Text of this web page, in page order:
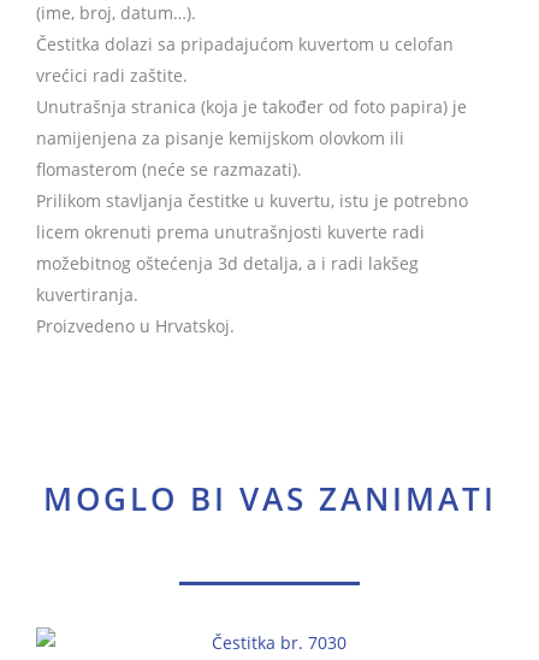
(ime, broj, datum…).
Čestitka dolazi sa pripadajućom kuvertom u celofan
vrećici radi zaštite.
Unutrašnja stranica (koja je također od foto papira) je
namijenjena za pisanje kemijskom olovkom ili
flomasterom (neće se razmazati).
Prilikom stavljanja čestitke u kuvertu, istu je potrebno
licem okrenuti prema unutrašnjosti kuverte radi
možebitnog oštećenja 3d detalja, a i radi lakšeg
kuvertiranja.
Proizvedeno u Hrvatskoj.
MOGLO BI VAS ZANIMATI